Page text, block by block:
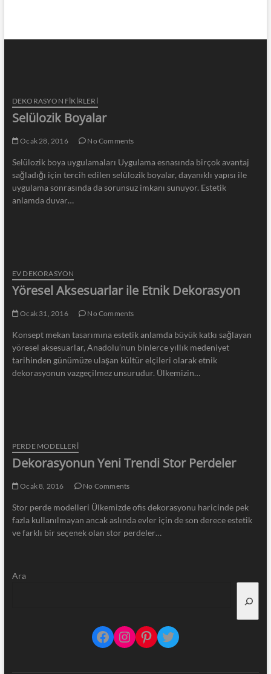
DEKORASYON FİKİRLERİ
Selülozik Boyalar
Ocak 28, 2016 No Comments
Selülozik boya uygulamaları Uygulama esnasında birçok avantaj
sağladığı için tercih edilen selülozik boyalar, dayanıklı yapısı ile
uygulama sonrasında da sorunsuz imkanı sunuyor. Estetik
anlamda duvar…
EV DEKORASYON
Yöresel Aksesuarlar ile Etnik Dekorasyon
Ocak 31, 2016 No Comments
Konsept mekan tasarımına estetik anlamda büyük katkı sağlayan
yöresel aksesuarlar, Anadolu’nun binlerce yıllık medeniyet
tarihinden günümüze ulaşan kültür elçileri olarak etnik
dekorasyonun vazgeçilmez unsurudur. Ülkemizin…
PERDE MODELLERI
Dekorasyonun Yeni Trendi Stor Perdeler
Ocak 8, 2016 No Comments
Stor perde modelleri Ülkemizde ofis dekorasyonu haricinde pek
fazla kullanılmayan ancak aslında evler için de son derece estetik
ve farklı bir seçenek olan stor perdeler…
Ara
Facebook
Instagram
Pinterest
Twitter